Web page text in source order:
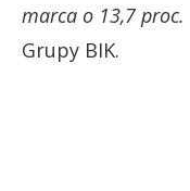
marca o 13,7 proc.
Grupy BIK.